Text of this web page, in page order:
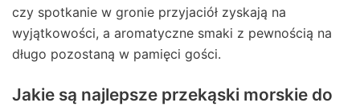
czy spotkanie w gronie przyjaciół zyskają na
wyjątkowości, a aromatyczne smaki z pewnością na
długo pozostaną w pamięci gości.
Jakie są najlepsze przekąski morskie do